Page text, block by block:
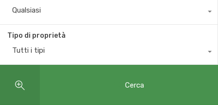
Qualsiasi
Tipo di proprietà
Tutti i tipi
Cerca